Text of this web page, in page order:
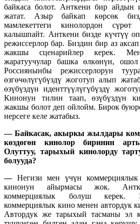
байкаса болот. Анткени бир айдын
жатат. Азыр байкап көрсөк
мамлекеттеги кинолордон
калышпайт. Анткени бизде күчтүү
режиссерлор бар. Биздин бир аз
жакшы сценарийлер керек.
жаратуучулар башка өлкөнүн,
Россиянынбы режиссерлорун
өзгөчөлүгүбүздү жоготуп алып
өзүбүздүн иденттүүлүгүбүздү
Кинонун тилин таап, өзүбүздүн
жакшы болот деп ойлойм. Бирок
нерсеге келе жатабыз.
— Байкасак, акыркы жылдары
көздөгөн кинолор биринин
Олуттуу, тарыхый кинолорду
болууда?
— Негизи мен үчүн
кинонун айырмасы жок.
коммерциялык болуш керек.
коммерциялык кино менен автордук
Автордук же тарыхый тасманы эл